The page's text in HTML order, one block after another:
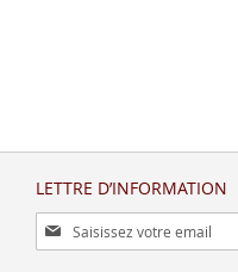
LETTRE D’INFORMATION
Inscription
à